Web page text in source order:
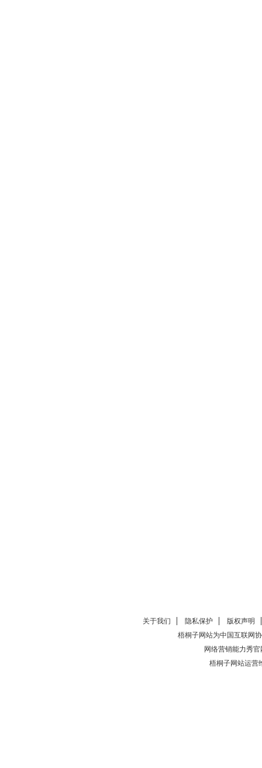
关于我们 隐私保护
版权声明
梧桐子网站为中国互联网
网络营销能力秀官
梧桐子网站运营